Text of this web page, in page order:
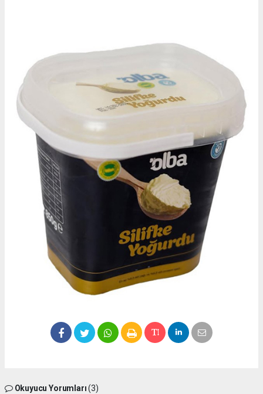
Okuyucu Yorumları(3)